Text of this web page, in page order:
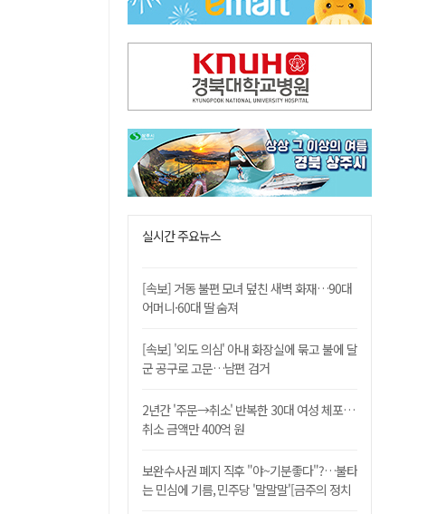
노태악 출장에 부인 별도 일정 수행 직원도…보고서엔 '공식일정 참석'
실시간 주요뉴스
[속보] 거동 불편 모녀 덮친 새벽 화재…90대
어머니·60대 딸 숨져
[속보] '외도 의심' 아내 화장실에 묶고 불에 달
군 공구로 고문…남편 검거
2년간 '주문→취소' 반복한 30대 여성 체포…
취소 금액만 400억 원
보완수사권 폐지 직후 "야~기분좋다"?…불타
는 민심에 기름, 민주당 '말말말'[금주의 정치